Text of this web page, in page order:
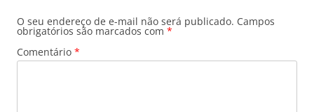
O seu endereço de e-mail não será publicado. Campos
obrigatórios são marcados com *
Comentário *